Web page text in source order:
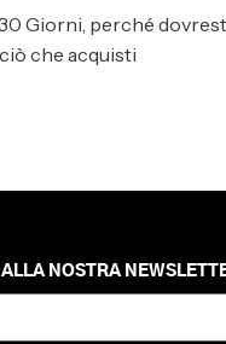
Giorni, perché
che acquisti
ALLA NOSTRA